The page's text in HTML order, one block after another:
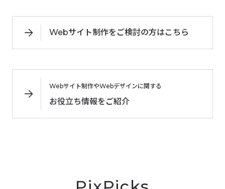
Webサイト制作をご検討の方はこちら
Webサイト制作やWebデザインに関する
お役立ち情報をご紹介